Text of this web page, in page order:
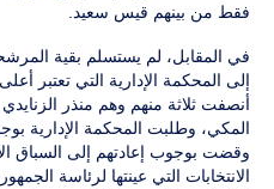
فقط من بينهم قيس سعيد.
في المقابل، لم يستسلم بقية
إلى المحكمة الإدارية التي تعتبر
أنصفت ثلاثة منهم وهم منذر
المكي، وطلبت المحكمة الإدارية
وقضت بوجوب إعادتهم إلى السباق
الانتخابات التي عينتها لرئاسة